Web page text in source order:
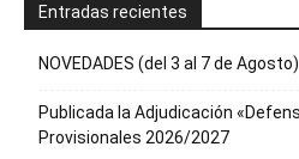
Entradas recientes
NOVEDADES (del 3 al 7 de Agosto)
Publicada la Adjudicación
Provisionales 2026/2027